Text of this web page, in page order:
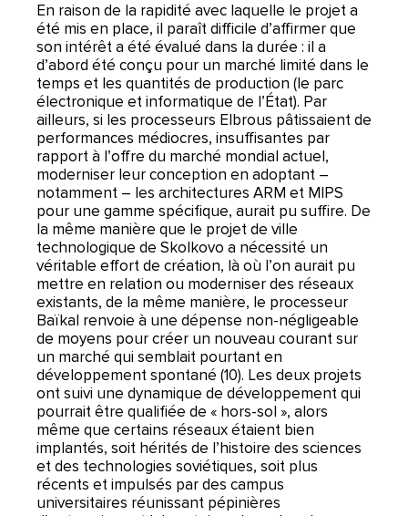
En raison de la rapidité avec laquelle le projet a
été mis en place, il paraît difficile d’affirmer que
son intérêt a été évalué dans la durée : il a
d’abord été conçu pour un marché limité dans le
temps et les quantités de production (le parc
électronique et informatique de l’État). Par
ailleurs, si les processeurs Elbrous pâtissaient de
performances médiocres, insuffisantes par
rapport à l’offre du marché mondial actuel,
moderniser leur conception en adoptant –
notamment – les architectures ARM et MIPS
pour une gamme spécifique, aurait pu suffire. De
la même manière que le projet de ville
technologique de Skolkovo a nécessité un
véritable effort de création, là où l’on aurait pu
mettre en relation ou moderniser des réseaux
existants, de la même manière, le processeur
Baïkal renvoie à une dépense non-négligeable
de moyens pour créer un nouveau courant sur
un marché qui semblait pourtant en
développement spontané (10). Les deux projets
ont suivi une dynamique de développement qui
pourrait être qualifiée de « hors-sol », alors
même que certains réseaux étaient bien
implantés, soit hérités de l’histoire des sciences
et des technologies soviétiques, soit plus
récents et impulsés par des campus
universitaires réunissant pépinières